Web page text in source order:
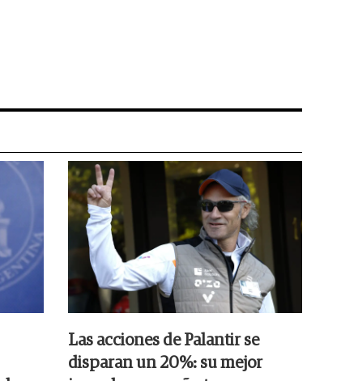
Las acciones de Palantir se
disparan un 20%: su mejor